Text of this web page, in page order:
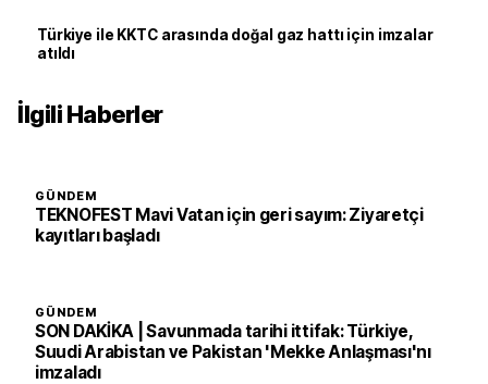
Türkiye ile KKTC arasında doğal gaz hattı için imzalar
atıldı
İlgili Haberler
GÜNDEM
TEKNOFEST Mavi Vatan için geri sayım: Ziyaretçi
kayıtları başladı
GÜNDEM
SON DAKİKA | Savunmada tarihi ittifak: Türkiye,
Suudi Arabistan ve Pakistan 'Mekke Anlaşması'nı
imzaladı